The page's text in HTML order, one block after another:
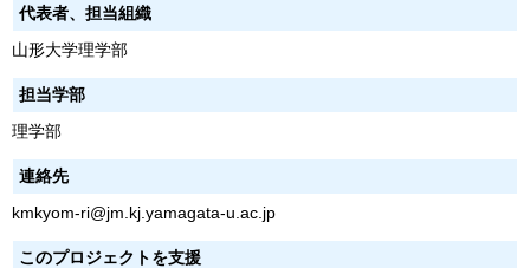
代表者、担当組織
山形大学理学部
担当学部
理学部
連絡先
kmkyom-ri@jm.kj.yamagata-u.ac.jp
このプロジェクトを支援